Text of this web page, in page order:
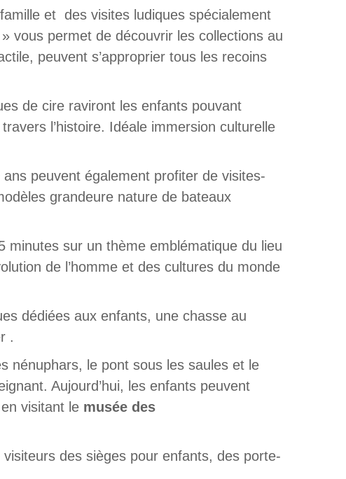
et des visites ludiques spécialement
vous permet de découvrir les collections au
peuvent s’approprier tous les recoins
de cire raviront les enfants pouvant
l’histoire. Idéale immersion culturelle
peuvent également profiter de visites-
grandeure nature de bateaux
minutes sur un thème emblématique du lieu
de l’homme et des cultures du monde
dédiées aux enfants, une chasse au
.
nénuphars, le pont sous les saules et le
Aujourd’hui, les enfants peuvent
visitant le musée des
des sièges pour enfants, des porte-